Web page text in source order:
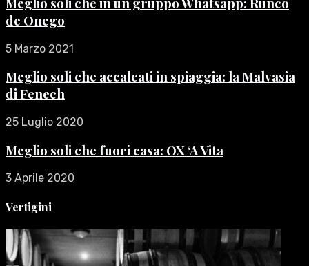
de Onego
5 Marzo 2021
Meglio soli che accalcati in spiaggia: la Malvasia
di Fenech
25 Luglio 2020
Meglio soli che fuori casa: OX ‘A Vita
3 Aprile 2020
Vertigini